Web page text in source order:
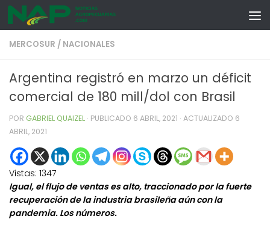
Skip to content
MERCOSUR / NACIONALES
Argentina registró en marzo un déficit
comercial de 180 mill/dol con Brasil
POR GABRIEL QUAIZEL · PUBLICADO 6 ABRIL, 2021 · ACTUALIZADO 6
ABRIL, 2021
Vistas: 1347
Igual, el flujo de ventas es alto, traccionado por la fuerte
recuperación de la industria brasileña aún con la
pandemia. Los números.